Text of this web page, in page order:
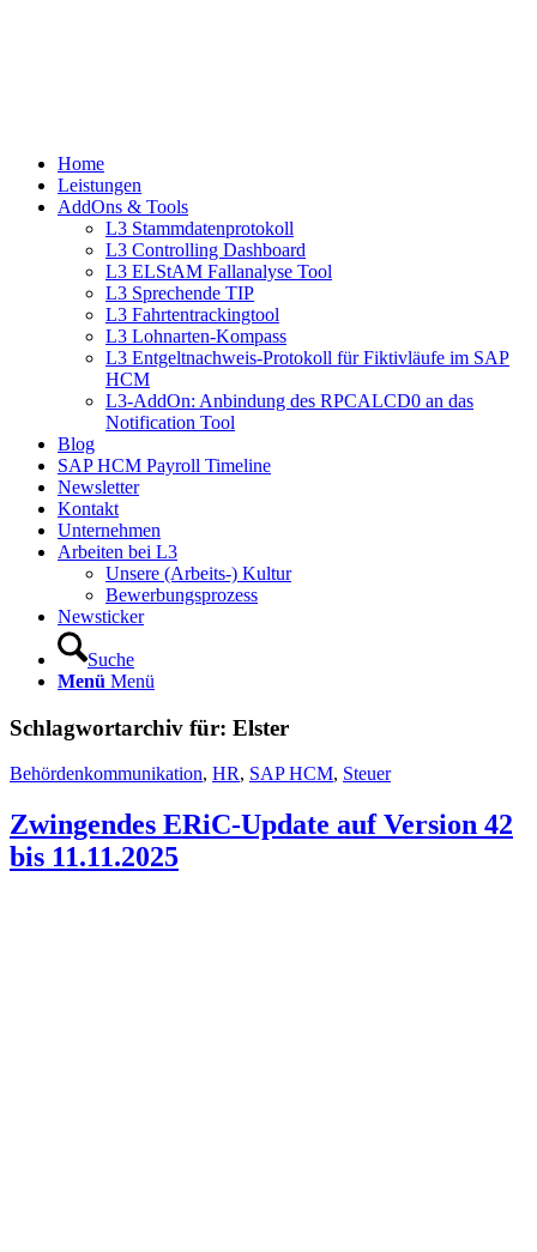
Home
Leistungen
AddOns & Tools
L3 Stammdatenprotokoll
L3 Controlling Dashboard
L3 ELStAM Fallanalyse Tool
L3 Sprechende TIP
L3 Fahrtentrackingtool
L3 Lohnarten-Kompass
L3 Entgeltnachweis-Protokoll für Fiktivläufe im SAP
HCM
L3-AddOn: Anbindung des RPCALCD0 an das
Notification Tool
Blog
SAP HCM Payroll Timeline
Newsletter
Kontakt
Unternehmen
Arbeiten bei L3
Unsere (Arbeits-) Kultur
Bewerbungsprozess
Newsticker
Suche
Menü Menü
Schlagwortarchiv für: Elster
Behördenkommunikation, HR, SAP HCM, Steuer
Zwingendes ERiC-Update auf Version 42
bis 11.11.2025